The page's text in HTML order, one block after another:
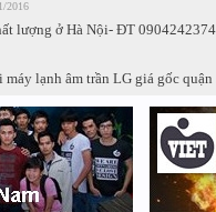
2016
lượng ở Hà Nội- ĐT 0904242374
lạnh âm trần LG giá gốc quận